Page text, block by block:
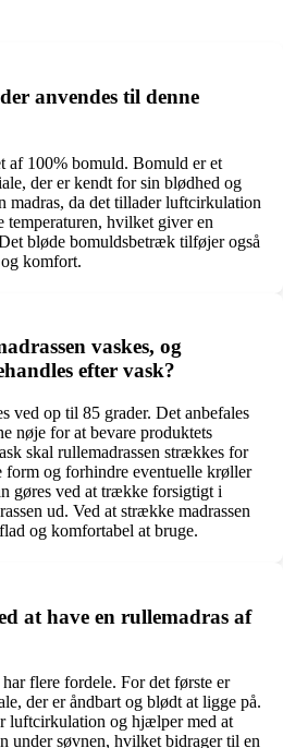
anvendes til denne
af 100% bomuld. Bomuld er et
der er kendt for sin blødhed og
madras, da det tillader luftcirkulation
temperaturen, hvilket giver en
bløde bomuldsbetræk tilføjer også
komfort.
vaskes, og
efter vask?
ved op til 85 grader. Det anbefales
nøje for at bevare produktets
skal rullemadrassen strækkes for
form og forhindre eventuelle krøller
gøres ved at trække forsigtigt i
ud. Ved at strække madrassen
og komfortabel at bruge.
at have en rullemadras af
flere fordele. For det første er
der er åndbart og blødt at ligge på.
luftcirkulation og hjælper med at
under søvnen, hvilket bidrager til en